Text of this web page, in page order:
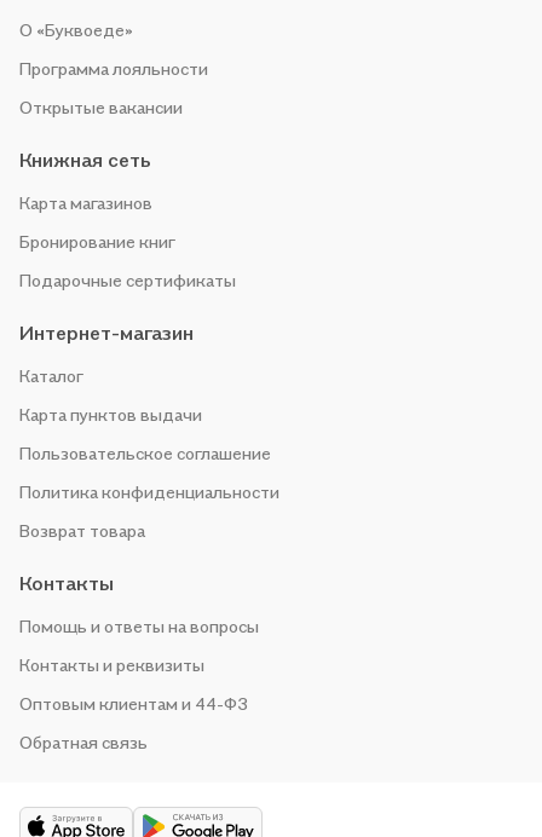
О «Буквоеде»
Программа лояльности
Открытые вакансии
Книжная сеть
Карта магазинов
Бронирование книг
Подарочные сертификаты
Интернет-магазин
Каталог
Карта пунктов выдачи
Пользовательское соглашение
Политика конфиденциальности
Возврат товара
Контакты
Помощь и ответы на вопросы
Контакты и реквизиты
Оптовым клиентам и 44-ФЗ
Обратная связь